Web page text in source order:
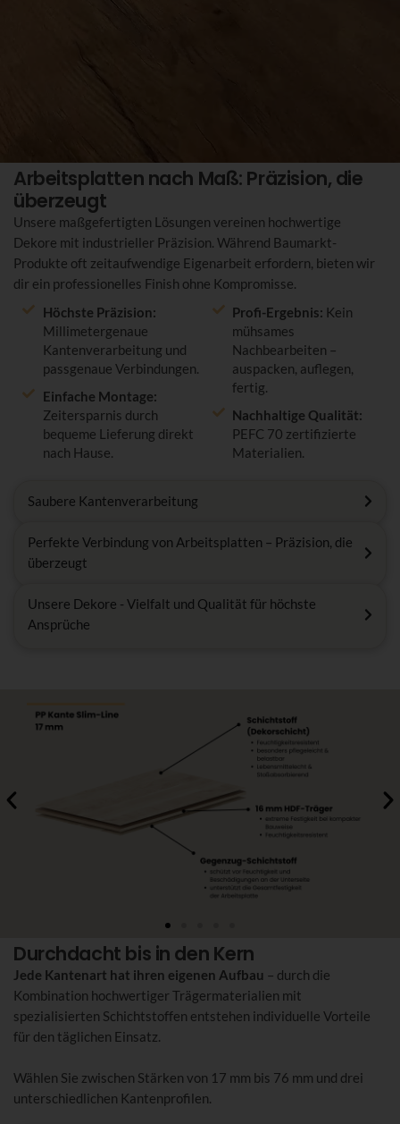
Arbeitsplatten nach Maß: Präzision, die
überzeugt
Unsere maßgefertigten Lösungen vereinen hochwertige
Dekore mit industrieller Präzision. Während Baumarkt-
Produkte oft zeitaufwendige Eigenarbeit erfordern, bieten wir
dir ein professionelles Finish ohne Kompromisse.
Höchste Präzision:
Millimetergenaue
Kantenverarbeitung und
passgenaue Verbindungen.
Einfache Montage:
Zeitersparnis durch
bequeme Lieferung direkt
nach Hause.
Profi-Ergebnis: Kein
mühsames
Nachbearbeiten –
auspacken, auflegen,
fertig.
Nachhaltige Qualität:
PEFC 70 zertifizierte
Materialien.
Saubere Kantenverarbeitung
Perfekte Verbindung von Arbeitsplatten – Präzision, die
überzeugt
Unsere Dekore - Vielfalt und Qualität für höchste
Ansprüche
Durchdacht bis in den Kern
Jede Kantenart hat ihren eigenen Aufbau – durch die
Kombination hochwertiger Trägermaterialien mit
spezialisierten Schichtstoffen entstehen individuelle Vorteile
für den täglichen Einsatz.
Wählen Sie zwischen Stärken von 17 mm bis 76 mm und drei
unterschiedlichen Kantenprofilen.